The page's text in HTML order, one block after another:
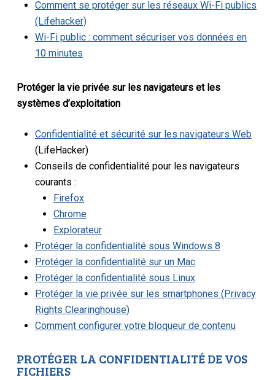
Comment se protéger sur les réseaux Wi-Fi publics
(Lifehacker)
Wi-Fi public : comment sécuriser vos données en
10 minutes
Protéger la vie privée sur les navigateurs et les
systèmes d’exploitation
Confidentialité et sécurité sur les navigateurs Web
(LifeHacker)
Conseils de confidentialité pour les navigateurs
courants :
Firefox
Chrome
Explorateur
Protéger la confidentialité sous Windows 8
Protéger la confidentialité sur un Mac
Protéger la confidentialité sous Linux
Protéger la vie privée sur les smartphones (Privacy
Rights Clearinghouse)
Comment configurer votre bloqueur de contenu
PROTÉGER LA CONFIDENTIALITÉ DE VOS
FICHIERS